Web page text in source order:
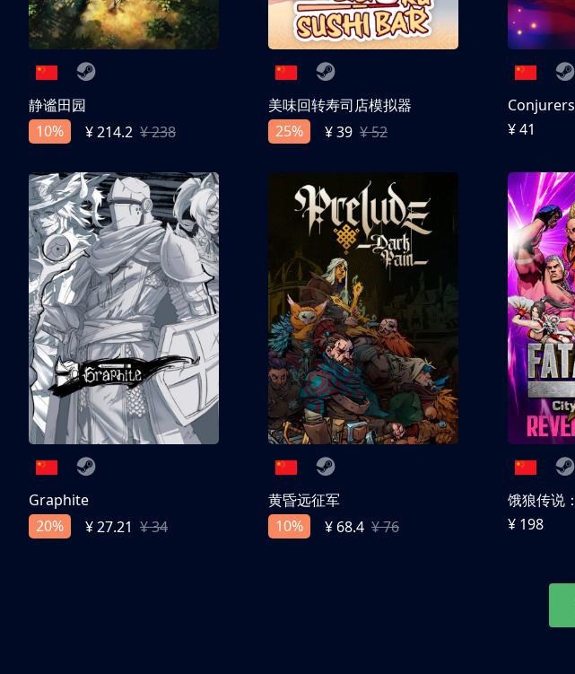
静谧田园
10%
¥ 214.2 ¥ 238
美味回转寿司店模拟器
25%
¥ 39 ¥ 52
Conjurers
¥ 41
Graphite
20%
¥ 27.21 ¥ 34
黄昏远征军
10%
¥ 68.4 ¥ 76
¥ 198